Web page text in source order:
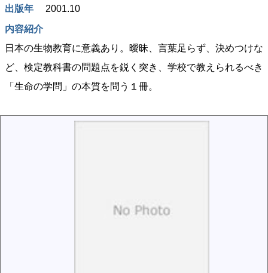
出版年
2001.10
内容紹介
日本の生物教育に意義あり。曖昧、言葉足らず、決めつけな
ど、検定教科書の問題点を鋭く突き、学校で教えられるべき
「生命の学問」の本質を問う１冊。